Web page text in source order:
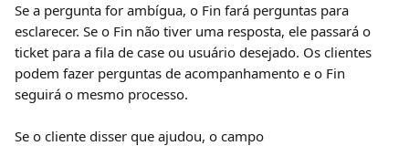
Se a pergunta for ambígua, o Fin fará perguntas para
esclarecer. Se o Fin não tiver uma resposta, ele passará o
ticket para a fila de case ou usuário desejado. Os clientes
podem fazer perguntas de acompanhamento e o Fin
seguirá o mesmo processo.
Se o cliente disser que ajudou, o campo